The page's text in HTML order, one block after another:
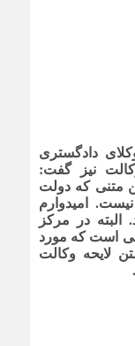
دادگستری
نیز گفت:‌
متنی که دولت
امیدوارم
در مرکز
است که مورد
لایحه وکالت